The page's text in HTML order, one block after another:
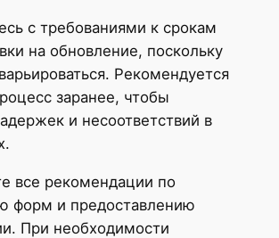
с требованиями к срокам
на обновление, поскольку
Рекомендуется
заранее, чтобы
и несоответствий в
все рекомендации по
форм и предоставлению
При необходимости